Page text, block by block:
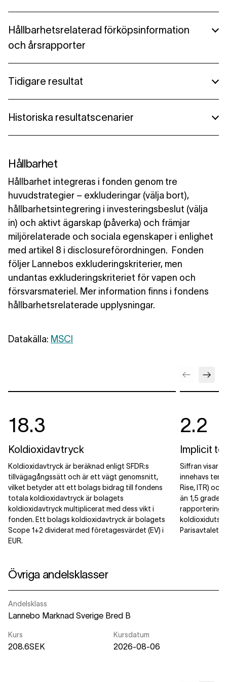
Halvårsredogörelse 2025
Hållbarhetsrelaterade upplysningar
Hållbarhetsrelaterad förköpsinformation
och årsrapporter
Hållbarhetsrapport
Hållbarhetsrelaterad förköpsinformation
Tidigare resultat
Tidigare resultat
Historiska resultatscenarier
Historiska resultatscenarier
Hållbarhet
Hållbarhet integreras i fonden genom tre
huvudstrategier – exkluderingar (välja bort),
hållbarhetsintegrering i investeringsbeslut (välja
in) och aktivt ägarskap (påverka) och främjar
miljörelaterade och sociala egenskaper i enlighet
med artikel 8 i disclosureförordningen. Fonden
följer Lannebos exkluderingskriterier, men
undantas exkluderingskriteriet för vapen och
försvarsmateriel. Mer information finns i fondens
hållbarhetsrelaterade upplysningar.
Datakälla: MSCI
Koldioxidavtryck
18.3
Koldioxidavtryck är beräknad enligt SFDR:s
tillvägagångssätt och är ett vägt genomsnitt,
vilket betyder att ett bolags bidrag till fondens
totala koldioxidavtryck är bolagets
koldioxidavtryck multiplicerat med dess vikt i
fonden. Ett bolags koldioxidavtryck är bolagets
Scope 1+2 dividerat med företagesvärdet (EV) i
EUR.
Implicit
2.2
Siffran visar
innehavs
Rise, ITR)
än 1,5 grader
Parisavtalet.
Övriga andelsklasser
Andelsklass
Lannebo Marknad Sverige Bred B
Kurs
208.6SEK
Kursdatum
2026-08-06